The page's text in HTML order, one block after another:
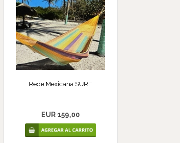
Rede Mexicana SURF
EUR 159,00